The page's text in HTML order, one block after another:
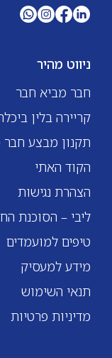
ניווט מהיר
חבר מביא חבר
קריירה בלין
תקנון מבצע
הקוד האתי
הצהרת נגישות
ליבי – הסוכנת
טיפים למועמדים
מידע למעסיק
תנאי השימוש
מדיניות פרטיות